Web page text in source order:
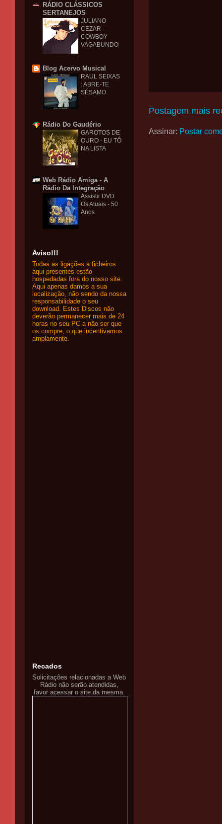
Postagem mais
Assinar: Postar
RÁDIO CLÁSSICOS
SERTANEJOS
JULIANO
CEZAR -
COWBOY
VAGABUNDO
Blog Acervo Musical
RAUL SEIXAS
: ABRE-TE
SÉSAMO
Rádio Do Gaudério
GAROTOS DE
OURO - EU TÔ
NA LISTA
Web Rádio Amiga - A
Rádio Da Integração
Assistir DVD
Os Atuais - 50
Anos
Aviso!!!
Todas as ligações a ficheiros
aqui presentes estão
hospedadas fora do nosso site.
Aqui apenas damos a sua
localização, não sendo da nossa
responsabilidade o seu
download. Estes Discos não
deverão permanecer mais de 24
horas no seu PC a não ser que
os compre, o que incentivamos
amplamente.
Recados
Solicitações relacionadas a Web
Rádio não serão atendidas,
favor acessar o site da mesma.